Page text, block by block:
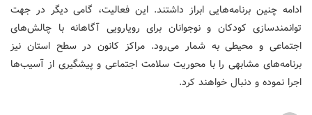
ادامه چنین برنامه‌هایی ابراز داشتند. این فعالیت، گامی دیگر در جهت
توانمندسازی کودکان و نوجوانان برای رویارویی آگاهانه با چالش‌های
اجتماعی و محیطی به شمار می‌رود. مراکز کانون در سطح استان نیز
برنامه‌های مشابهی را با محوریت سلامت اجتماعی و پیشگیری از آسیب‌ها
اجرا نموده و دنبال خواهند کرد.